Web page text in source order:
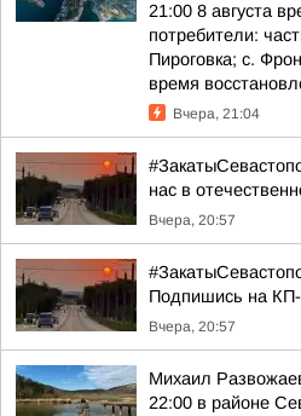
21:00 8 августа
потребители:
Пироговка; с.
время
Вчера, 21:04
нас в
Вчера, 20:57
Подпишись на
Вчера, 20:57
Михаил
22:00 в районе